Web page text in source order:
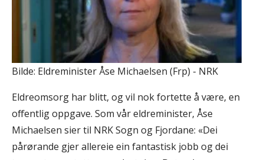
Bilde: Eldreminister Åse Michaelsen (Frp) - NRK
Eldreomsorg har blitt, og vil nok fortette å være, en
offentlig oppgave. Som vår eldreminister, Åse
Michaelsen sier til NRK Sogn og Fjordane: «Dei
pårørande gjer allereie ein fantastisk jobb og dei